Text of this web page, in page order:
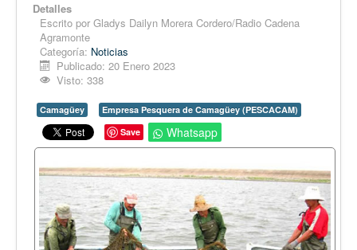
Fotorreportaje
Opinión
En audio
Medio Ambiente
Ciencia, tecnología y curiosidades
Inglés
Desempolvando la historia
Detalles
Escrito por Gladys Dailyn Morera Cordero/Radio Cadena
Agramonte
Categoría: Noticias
Publicado: 20 Enero 2023
Visto: 338
Camagüey
Empresa Pesquera de Camagüey (PESCACAM)
Save
Whatsapp